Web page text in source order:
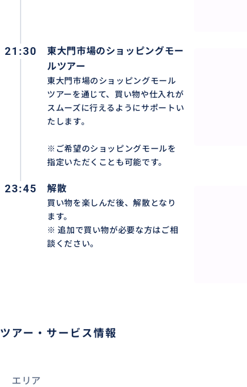
初めての仕入れでも安心！無駄なく効率的にサポート
初めて訪れる土地での仕入れは、どこに何があるのか分か
ってしまうことも…。
また、現地で通訳を依頼しても、大量に仕入れない限り単
れ、割引交渉が難しいのが現状です。通訳は仕入れの手伝
れず、費用も発生します。
皆様との素敵なご縁を大切にしながら、ご連絡を心よりお
21:30
東大門市場のショッピングモー
ルツアー
東大門市場のショッピングモール
ツアーを通じて、買い物や仕入れが
スムーズに行えるようにサポートい
たします。
※ご希望のショッピングモールを
指定いただくことも可能です。
23:45 解散
買い物を楽しんだ後、解散となり
ます。
※ 追加で買い物が必要な方はご相
談ください。
ツアー・サービス情報
エリア